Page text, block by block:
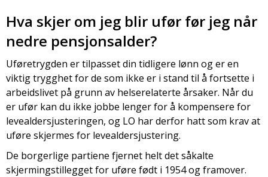
Hva skjer om jeg blir ufør før jeg når
nedre pensjonsalder?
Uføretrygden er tilpasset din tidligere lønn og er en
viktig trygghet for de som ikke er i stand til å fortsette i
arbeidslivet på grunn av helserelaterte årsaker. Når du
er ufør kan du ikke jobbe lenger for å kompensere for
levealdersjusteringen, og LO har derfor hatt som krav at
uføre skjermes for levealdersjustering.
De borgerlige partiene fjernet helt det såkalte
skjermingstillegget for uføre født i 1954 og framover.